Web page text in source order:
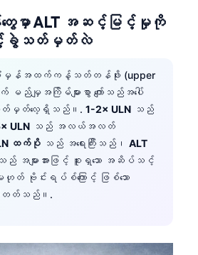
တွေမှာ ALT အဆင့်မြင့်မှုကို
ခွဲသတ်မှတ်လဲ
ပုံမှန်အထက်ကန့်သတ်တန်ဖိုး (upper
ည်မျှအကြိမ်များစွာ ကျော်သည်အပေါ်
မှတ်လေ့ရှိသည်။. 1-2× ULN သည်
ULN သည် အလယ်အလတ်
ထက်ပို သည် အရေးကြီးသည်၊ ALT
အများအားဖြင့် စူးရှသော အဆိပ်သင့်
တ် ဗိုင်းရပ်စ်ကြောင့် ဖြစ်သော
တတ်သည်။.